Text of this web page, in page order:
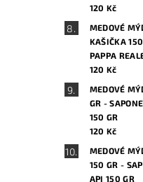
120 Kč
MEDOVÉ
KAŠIČKA
PAPPA
120 Kč
MEDOVÉ
GR -
150 GR
120 Kč
MEDOVÉ
150 GR -
API 150 GR